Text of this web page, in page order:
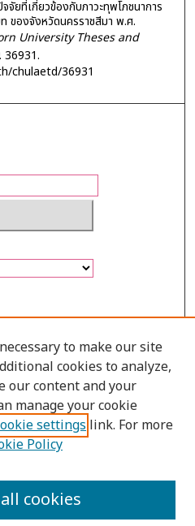
ยที่เกี่ยวข้องกับภาวะทุพโภชนาการ
ของจังหวัดนครราชสีมา พ.ศ.
University Theses and
36931.
chulaetd/36931
to make our site
cookies to analyze,
our content and your
manage your cookie
settings link. For more
Policy
cookies